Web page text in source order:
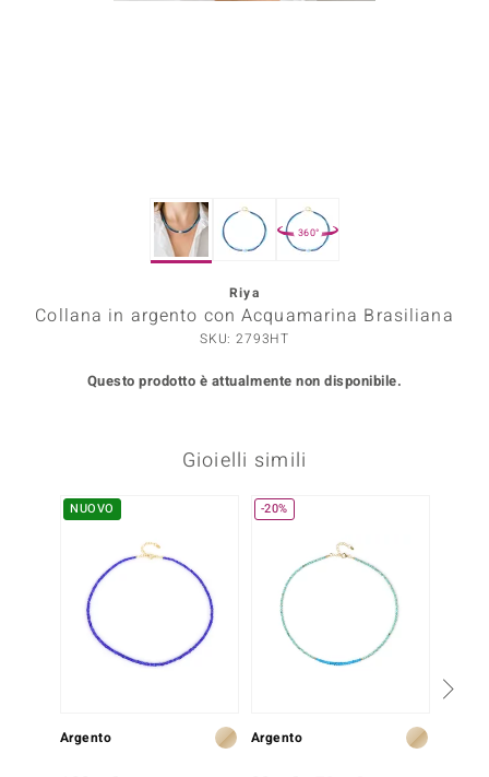
Collection
360°
Riya
Collana in argento con Acquamarina Brasiliana
SKU: 2793HT
Questo prodotto è attualmente non disponibile.
Gioielli simili
NUOVO
Argento
-20%
Argento